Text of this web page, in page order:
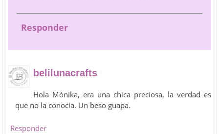
Responder
belilunacrafts
Hola Mónika, era una chica preciosa, la verdad es
que no la conocía. Un beso guapa.
Responder